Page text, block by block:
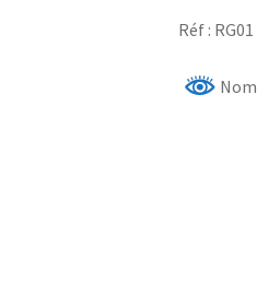
Réf : RG01